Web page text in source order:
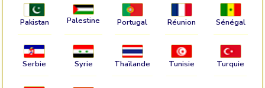
Pakistan Palestine Portugal Réunion Sénégal
Serbie Syrie Thaïlande Tunisie Turquie